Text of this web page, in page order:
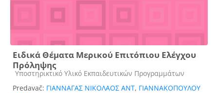
Ειδικά Θέματα Μερικού Επιτόπιου Ελέγχου
Πρόληψης
Kategorija kursa
Υποστηρικτικό Υλικό Εκπαιδευτικών Προγραμμάτων
Predavač: ΓΙΑΝΝΑΓΑΣ ΝΙΚΟΛΑΟΣ ΑΝΤ, ΓΙΑΝΝΑΚΟΠΟΥΛΟΥ